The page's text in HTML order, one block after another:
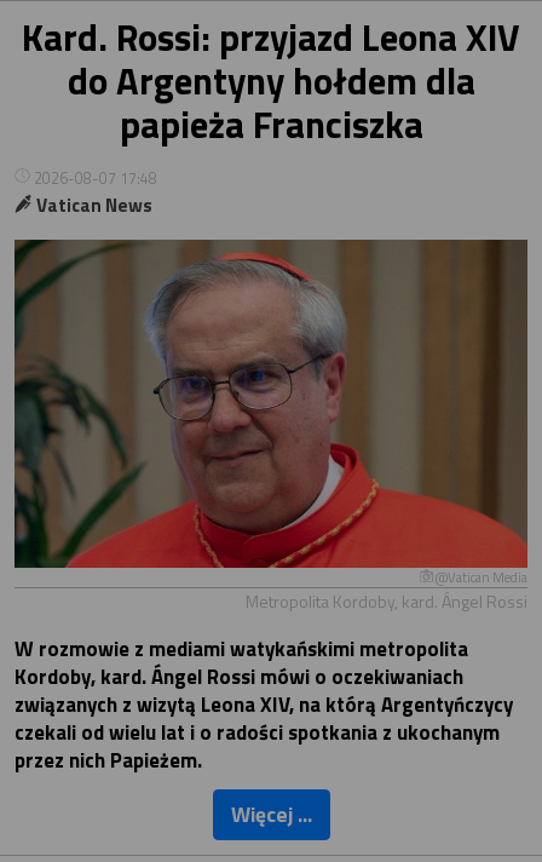
Kard. Rossi: przyjazd Leona XIV
do Argentyny hołdem dla
papieża Franciszka
2026-08-07 17:48
Vatican News
@Vatican Media
Metropolita Kordoby, kard. Ángel Rossi
W rozmowie z mediami watykańskimi metropolita
Kordoby, kard. Ángel Rossi mówi o oczekiwaniach
związanych z wizytą Leona XIV, na którą Argentyńczycy
czekali od wielu lat i o radości spotkania z ukochanym
przez nich Papieżem.
Więcej ...